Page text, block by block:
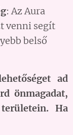
: Az Aura
venni segít
belső
ad
önmagadat,
Ha